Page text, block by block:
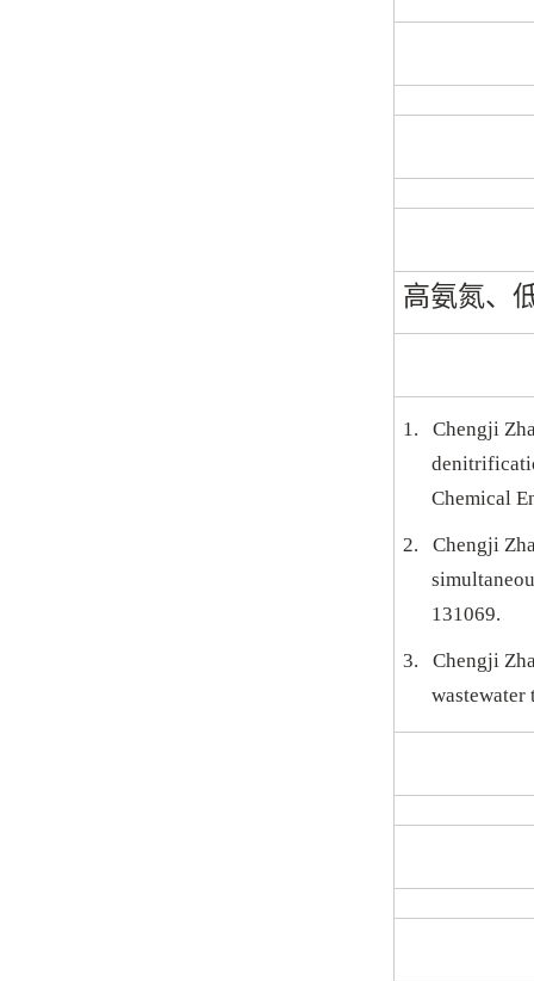
高氨氮、
1.
Chengji
Chemical
2.
Chengji
131069.
3.
Chengji
wastewater